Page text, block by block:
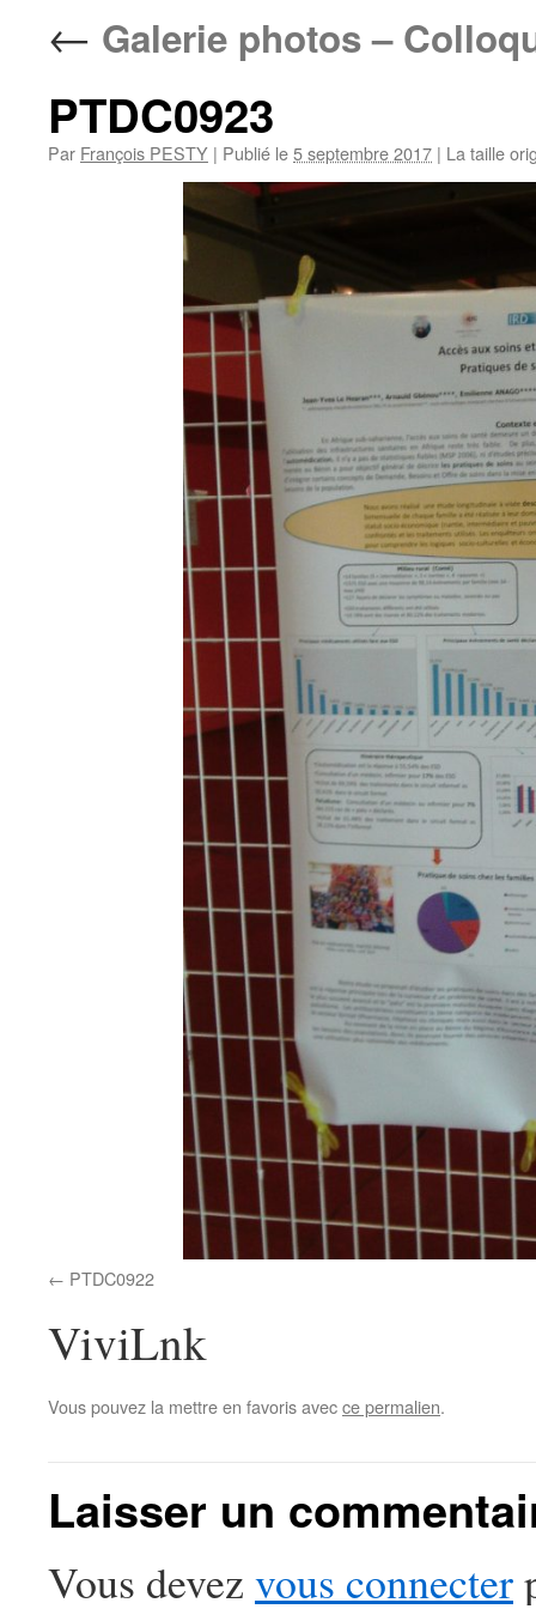
← Galerie photos –
PTDC0923
Par François PESTY | Publié le5 septembre 2017 | La taille
PTDC0922
ViviLnk
Vous pouvez la mettre en favoris avecce permalien.
Laisser un
Vous devez vous connecter